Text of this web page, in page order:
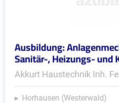
Ausbildung:
Sanitär-, Heizungs- und
Akkurt Haustechnik Inh.
Horhausen (Westerwald)